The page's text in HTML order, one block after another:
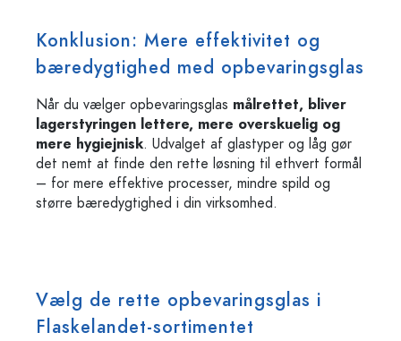
Konklusion: Mere effektivitet og
bæredygtighed med opbevaringsglas
Når du vælger opbevaringsglas målrettet, bliver
lagerstyringen lettere, mere overskuelig og
mere hygiejnisk. Udvalget af glastyper og låg gør
det nemt at finde den rette løsning til ethvert formål
– for mere effektive processer, mindre spild og
større bæredygtighed i din virksomhed.
Vælg de rette opbevaringsglas i
Flaskelandet-sortimentet